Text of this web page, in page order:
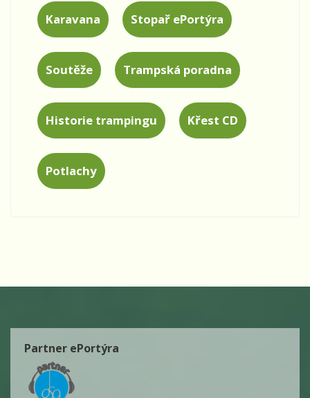
Karavana Stopař ePortýra
Soutěže Trampská poradna
Historie trampingu Křest CD
Potlachy
Partner ePortýra